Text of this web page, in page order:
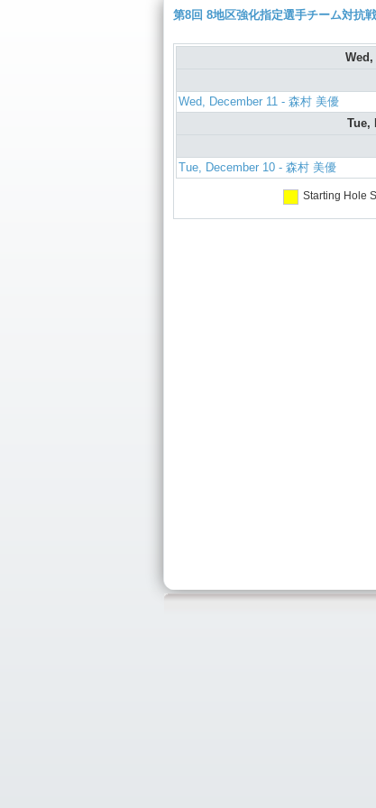
第8回 8地区強化指定選手チーム対抗戦
Wed,
Wed, December 11 - 森村 美優
Tue,
Tue, December 10 - 森村 美優
Starting Hole